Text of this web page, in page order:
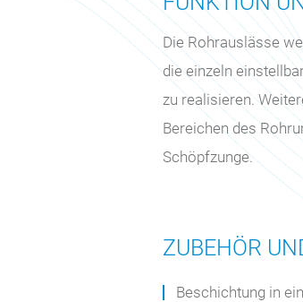
Die Rohrauslässe
die einzeln
zu realisieren.
Bereichen des
Schöpfzunge.
ZUBEHÖR
Beschichtung in